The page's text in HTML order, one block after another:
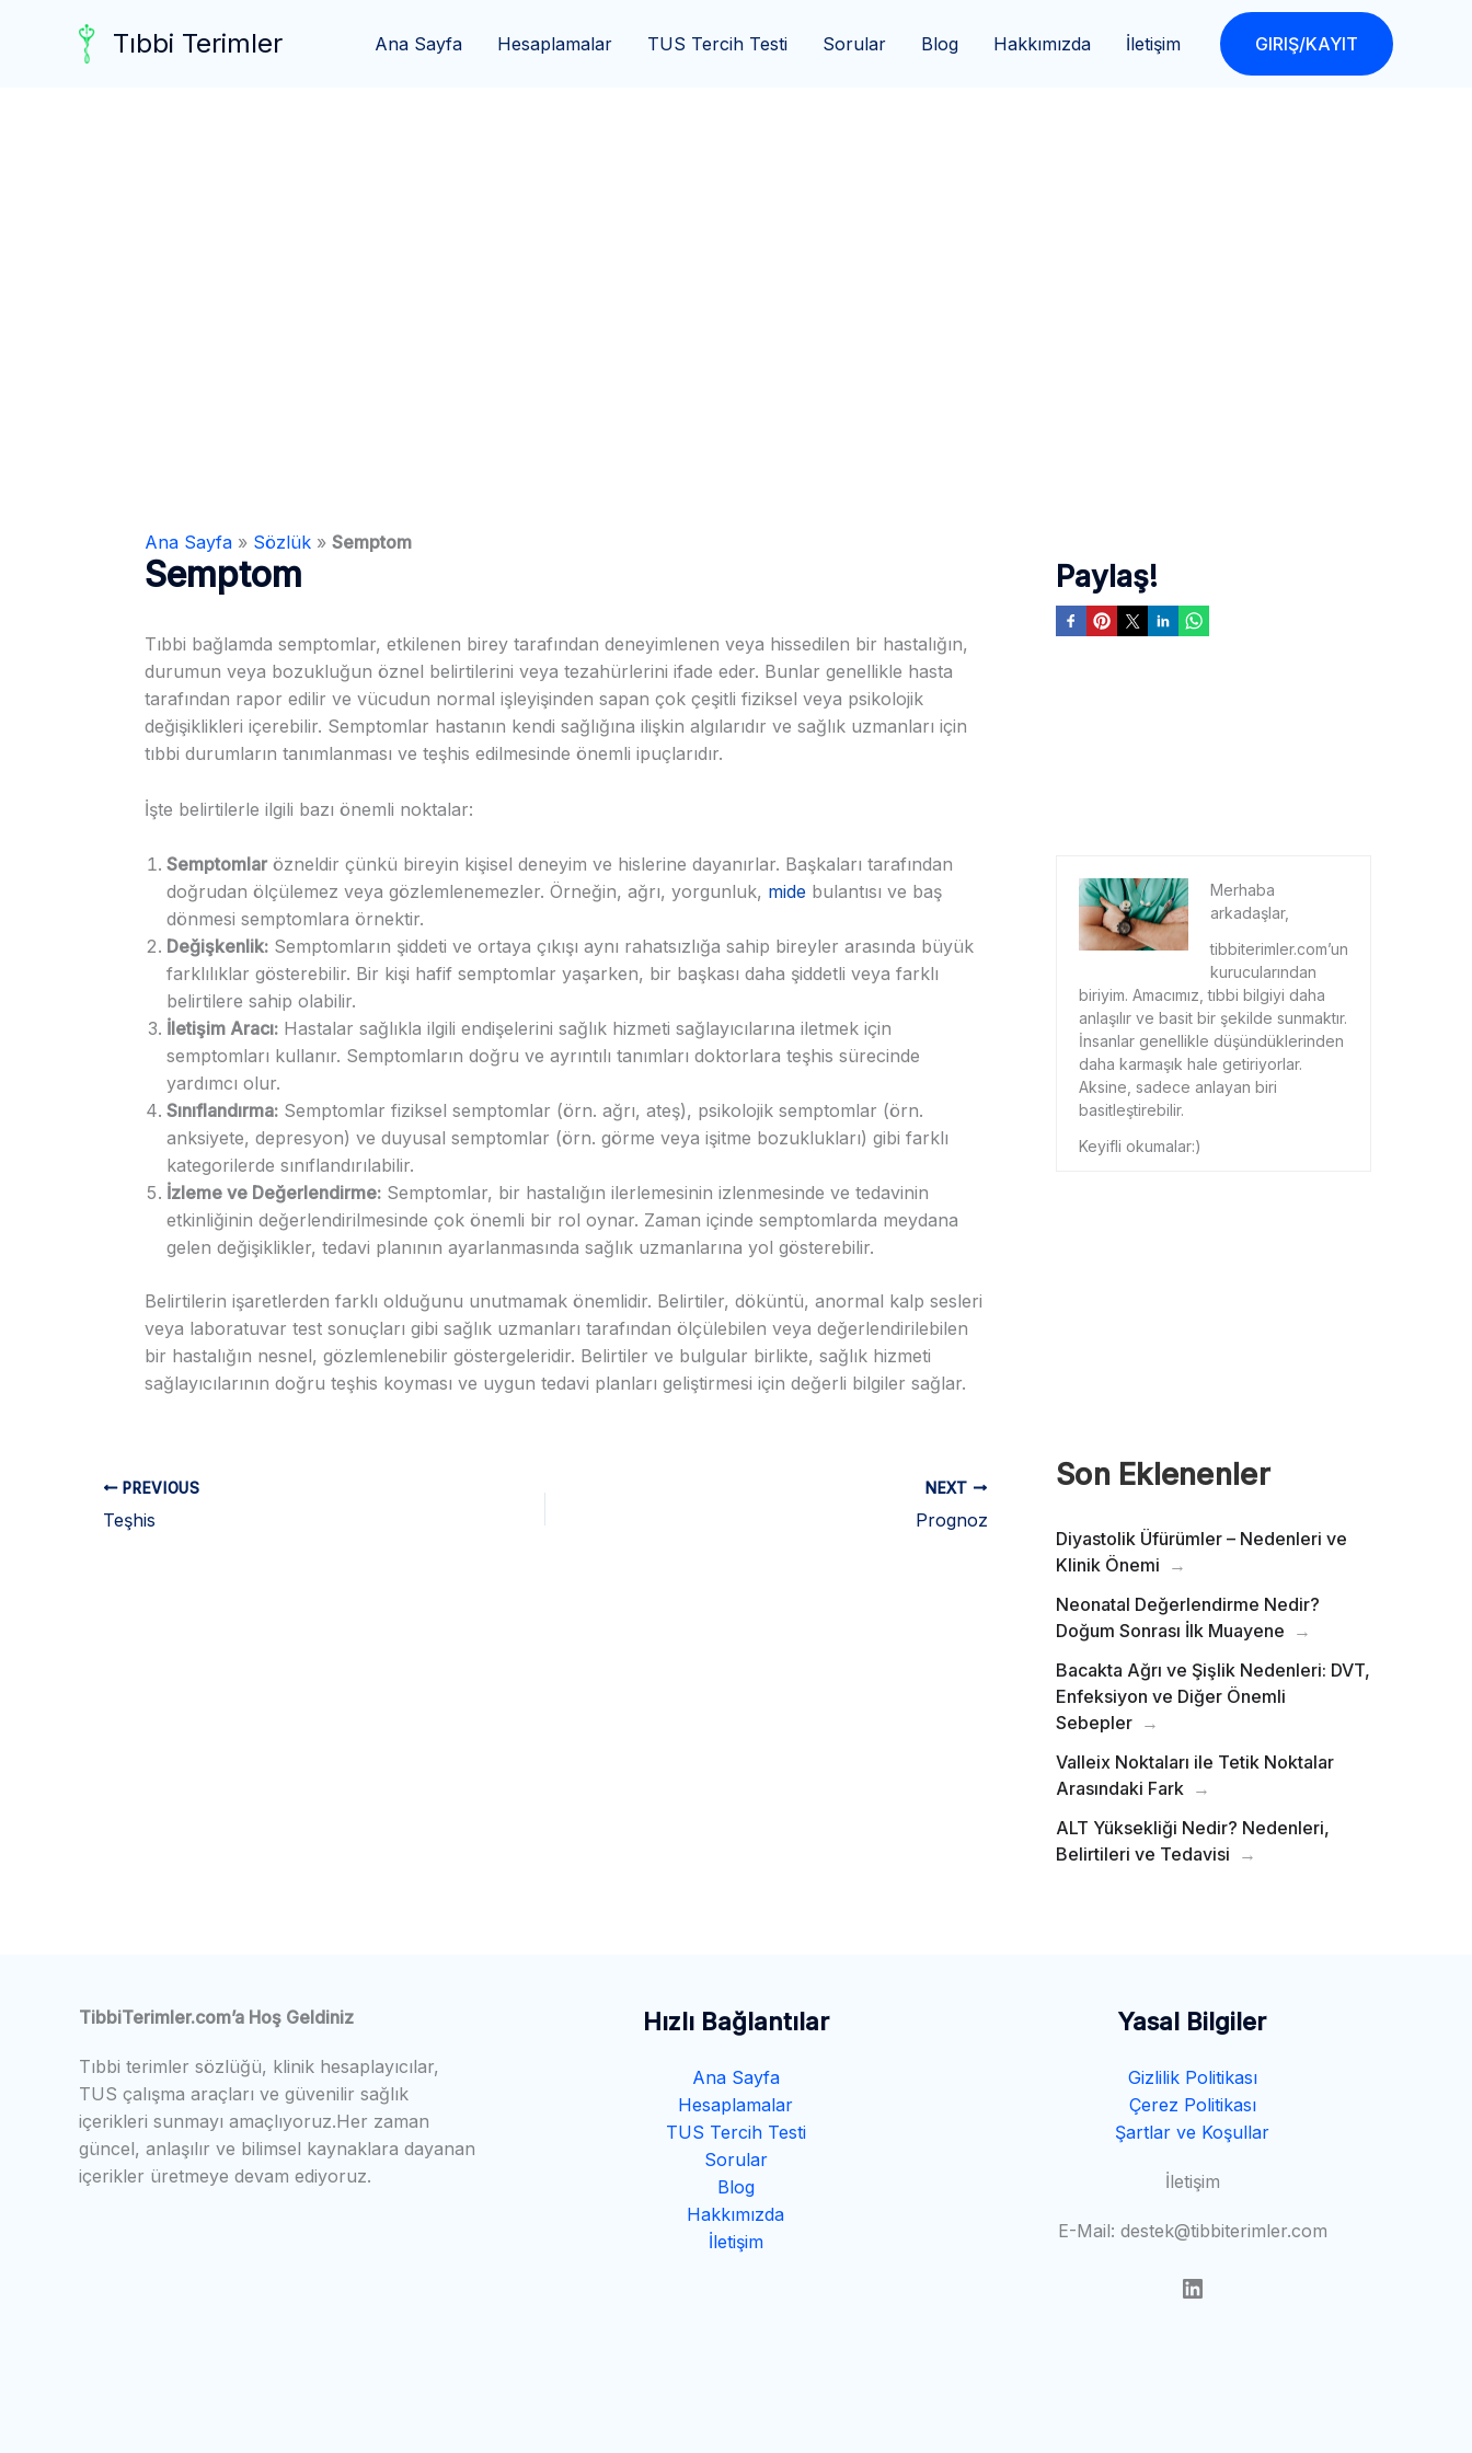
Tıbbi Terimler Ana Sayfa Hesaplamalar TUS Tercih Testi Sorular Blog Hakkımızda İletişim GIRIŞ/KAYIT
Ana Sayfa » Sözlük » Semptom
Semptom
Tıbbi bağlamda semptomlar, etkilenen birey tarafından deneyimlenen veya hissedilen bir hastalığın,
durumun veya bozukluğun öznel belirtilerini veya tezahürlerini ifade eder. Bunlar genellikle hasta
tarafından rapor edilir ve vücudun normal işleyişinden sapan çok çeşitli fiziksel veya psikolojik
değişiklikleri içerebilir. Semptomlar hastanın kendi sağlığına ilişkin algılarıdır ve sağlık uzmanları için
tıbbi durumların tanımlanması ve teşhis edilmesinde önemli ipuçlarıdır.
İşte belirtilerle ilgili bazı önemli noktalar:
Semptomlar özneldir çünkü bireyin kişisel deneyim ve hislerine dayanırlar. Başkaları tarafından
doğrudan ölçülemez veya gözlemlenemezler. Örneğin, ağrı, yorgunluk, mide bulantısı ve baş
dönmesi semptomlara örnektir.
Değişkenlik: Semptomların şiddeti ve ortaya çıkışı aynı rahatsızlığa sahip bireyler arasında büyük
farklılıklar gösterebilir. Bir kişi hafif semptomlar yaşarken, bir başkası daha şiddetli veya farklı
belirtilere sahip olabilir.
İletişim Aracı: Hastalar sağlıkla ilgili endişelerini sağlık hizmeti sağlayıcılarına iletmek için
semptomları kullanır. Semptomların doğru ve ayrıntılı tanımları doktorlara teşhis sürecinde
yardımcı olur.
Sınıflandırma: Semptomlar fiziksel semptomlar (örn. ağrı, ateş), psikolojik semptomlar (örn.
anksiyete, depresyon) ve duyusal semptomlar (örn. görme veya işitme bozuklukları) gibi farklı
kategorilerde sınıflandırılabilir.
İzleme ve Değerlendirme: Semptomlar, bir hastalığın ilerlemesinin izlenmesinde ve tedavinin
etkinliğinin değerlendirilmesinde çok önemli bir rol oynar. Zaman içinde semptomlarda meydana
gelen değişiklikler, tedavi planının ayarlanmasında sağlık uzmanlarına yol gösterebilir.
Belirtilerin işaretlerden farklı olduğunu unutmamak önemlidir. Belirtiler, döküntü, anormal kalp sesleri
veya laboratuvar test sonuçları gibi sağlık uzmanları tarafından ölçülebilen veya değerlendirilebilen
bir hastalığın nesnel, gözlemlenebilir göstergeleridir. Belirtiler ve bulgular birlikte, sağlık hizmeti
sağlayıcılarının doğru teşhis koyması ve uygun tedavi planları geliştirmesi için değerli bilgiler sağlar.
PREVIOUS
Teşhis
NEXT
Prognoz
Paylaş!
Merhaba
arkadaşlar,
tibbiterimler.com’un
kurucularından
biriyim. Amacımız, tıbbi bilgiyi daha
anlaşılır ve basit bir şekilde sunmaktır.
İnsanlar genellikle düşündüklerinden
daha karmaşık hale getiriyorlar.
Aksine, sadece anlayan biri
basitleştirebilir.
Keyifli okumalar:)
Son Eklenenler
Diyastolik Üfürümler – Nedenleri ve
Klinik Önemi
Neonatal Değerlendirme Nedir?
Doğum Sonrası İlk Muayene
Bacakta Ağrı ve Şişlik Nedenleri: DVT,
Enfeksiyon ve Diğer Önemli
Sebepler
Valleix Noktaları ile Tetik Noktalar
Arasındaki Fark
ALT Yüksekliği Nedir? Nedenleri,
Belirtileri ve Tedavisi
TibbiTerimler.com’a Hoş Geldiniz
Tıbbi terimler sözlüğü, klinik hesaplayıcılar,
TUS çalışma araçları ve güvenilir sağlık
içerikleri sunmayı amaçlıyoruz.Her zaman
güncel, anlaşılır ve bilimsel kaynaklara dayanan
içerikler üretmeye devam ediyoruz.
Hızlı Bağlantılar
Ana Sayfa
Hesaplamalar
TUS Tercih Testi
Sorular
Blog
Hakkımızda
İletişim
Yasal Bilgiler
Gizlilik Politikası
Çerez Politikası
Şartlar ve Koşullar
İletişim
E-Mail: destek@tibbiterimler.com
LinkedIn